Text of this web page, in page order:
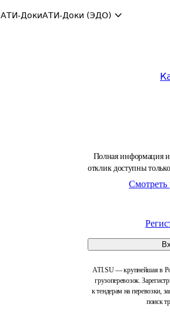
АТИ-ДокиАТИ-Доки (ЭДО)
Полная информация и
отклик доступны
Смотреть
ATI.SU — крупнейшая в
грузоперевозок.
к тендерам на перевозки,
поиск